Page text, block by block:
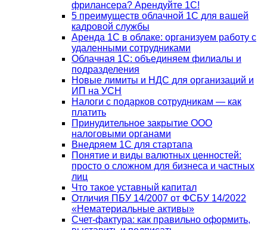
фрилансера? Арендуйте 1С!
5 преимуществ облачной 1С для вашей
кадровой службы
Аренда 1С в облаке: организуем работу с
удаленными сотрудниками
Облачная 1С: объединяем филиалы и
подразделения
Новые лимиты и НДС для организаций и
ИП на УСН
Налоги с подарков сотрудникам — как
платить
Принудительное закрытие ООО
налоговыми органами
Внедряем 1С для стартапа
Понятие и виды валютных ценностей:
просто о сложном для бизнеса и частных
лиц
Что такое уставный капитал
Отличия ПБУ 14/2007 от ФСБУ 14/2022
«Нематериальные активы»
Счет-фактура: как правильно оформить,